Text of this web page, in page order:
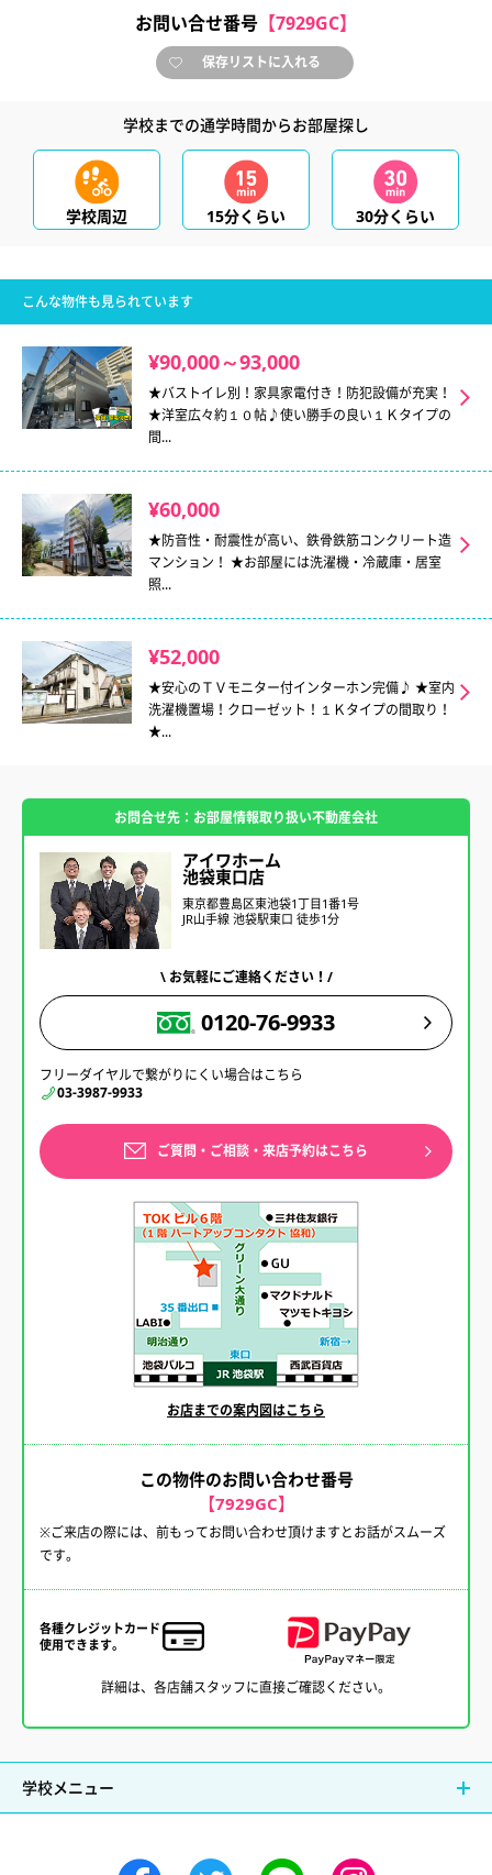
お問い合せ番号 【7929GC】
保存リストに入れる
学校までの通学時間からお部屋探し
学校周辺 15分くらい 30分くらい
こんな物件も見られています
¥90,000～93,000
★バストイレ別！家具家電付き！防犯設備が充実！
★洋室広々約１０帖♪使い勝手の良い１Ｋタイプの
間...
¥60,000
★防音性・耐震性が高い、鉄骨鉄筋コンクリート造
マンション！ ★お部屋には洗濯機・冷蔵庫・居室
照...
¥52,000
★安心のＴＶモニター付インターホン完備♪ ★室内
洗濯機置場！クローゼット！１Ｋタイプの間取り！
★...
お問合せ先：お部屋情報取り扱い不動産会社
アイワホーム
池袋東口店
東京都豊島区東池袋1丁目1番1号
JR山手線 池袋駅東口 徒歩1分
\ お気軽にご連絡ください！/
0120-76-9933
フリーダイヤルで繋がりにくい場合はこちら
03-3987-9933
ご質問・ご相談・来店予約はこちら
お店までの案内図はこちら
この物件のお問い合わせ番号
【7929GC】
※ご来店の際には、前もってお問い合わせ頂けますとお話がスムーズ
です。
各種クレジットカード
使用できます。
詳細は、各店舗スタッフに直接ご確認ください。
学校メニュー